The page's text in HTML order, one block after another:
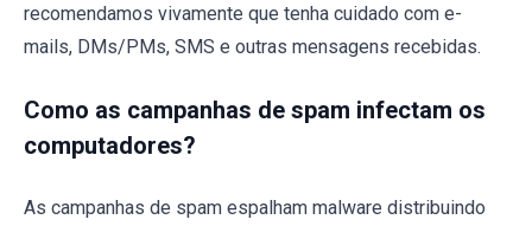
recomendamos vivamente que tenha cuidado com e-
mails, DMs/PMs, SMS e outras mensagens recebidas.
Como as campanhas de spam infectam os
computadores?
As campanhas de spam espalham malware distribuindo